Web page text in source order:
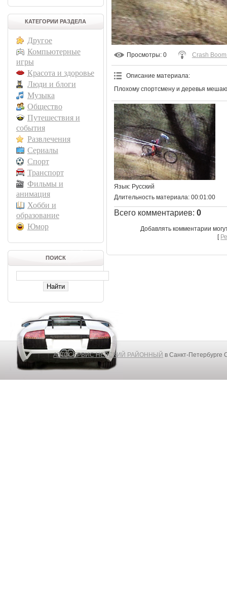
КАТЕГОРИИ РАЗДЕЛА
Другое
Компьютерные
игры
Красота и здоровье
Люди и блоги
Музыка
Общество
Путешествия и
события
Развлечения
Сериалы
Спорт
Транспорт
Фильмы и
анимация
Хобби и
образование
Юмор
ПОИСК
Просмотры: 0 Crash
Описание материала:
Плохому спортсмену и деревья
Язык: Русский
Длительность материала: 00:01:00
Всего комментариев: 0
Добавлять комментарии
[
АВТОСЕРВИС НЕВСКИЙ РАЙОННЫЙ в Санкт-Петербурге